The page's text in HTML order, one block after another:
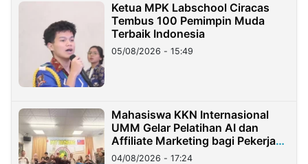
Ketua MPK Labschool Ciracas
Tembus 100 Pemimpin Muda
Terbaik Indonesia
05/08/2026 - 15:49
Mahasiswa KKN Internasional
UMM Gelar Pelatihan AI dan
Affiliate Marketing bagi Pekerja
Migran Indonesia di Taiwan
04/08/2026 - 17:24